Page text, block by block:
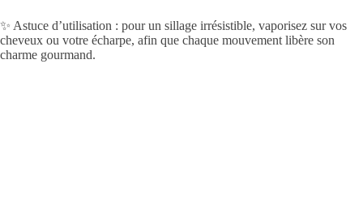
✨ Astuce d’utilisation : pour un sillage irrésistible, vaporisez sur vos
cheveux ou votre écharpe, afin que chaque mouvement libère son
charme gourmand.